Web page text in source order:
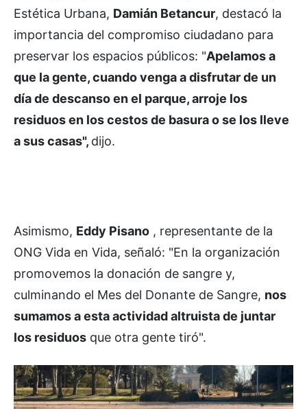
Estética Urbana, Damián Betancur, destacó la
importancia del compromiso ciudadano para
preservar los espacios públicos: "Apelamos a
que la gente, cuando venga a disfrutar de un
día de descanso en el parque, arroje los
residuos en los cestos de basura o se los lleve
a sus casas", dijo.
Asimismo, Eddy Pisano , representante de la
ONG Vida en Vida, señaló: "En la organización
promovemos la donación de sangre y,
culminando el Mes del Donante de Sangre, nos
sumamos a esta actividad altruista de juntar
los residuos que otra gente tiró".